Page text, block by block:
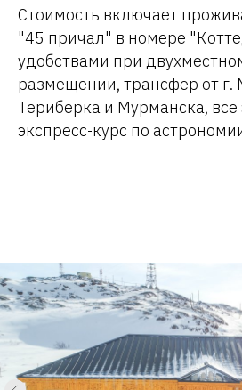
Стоимость включает
"45 причал" в номере
удобствами при
размещении, трансфер от г.
Териберка и Мурманска, все
экспресс-курс по